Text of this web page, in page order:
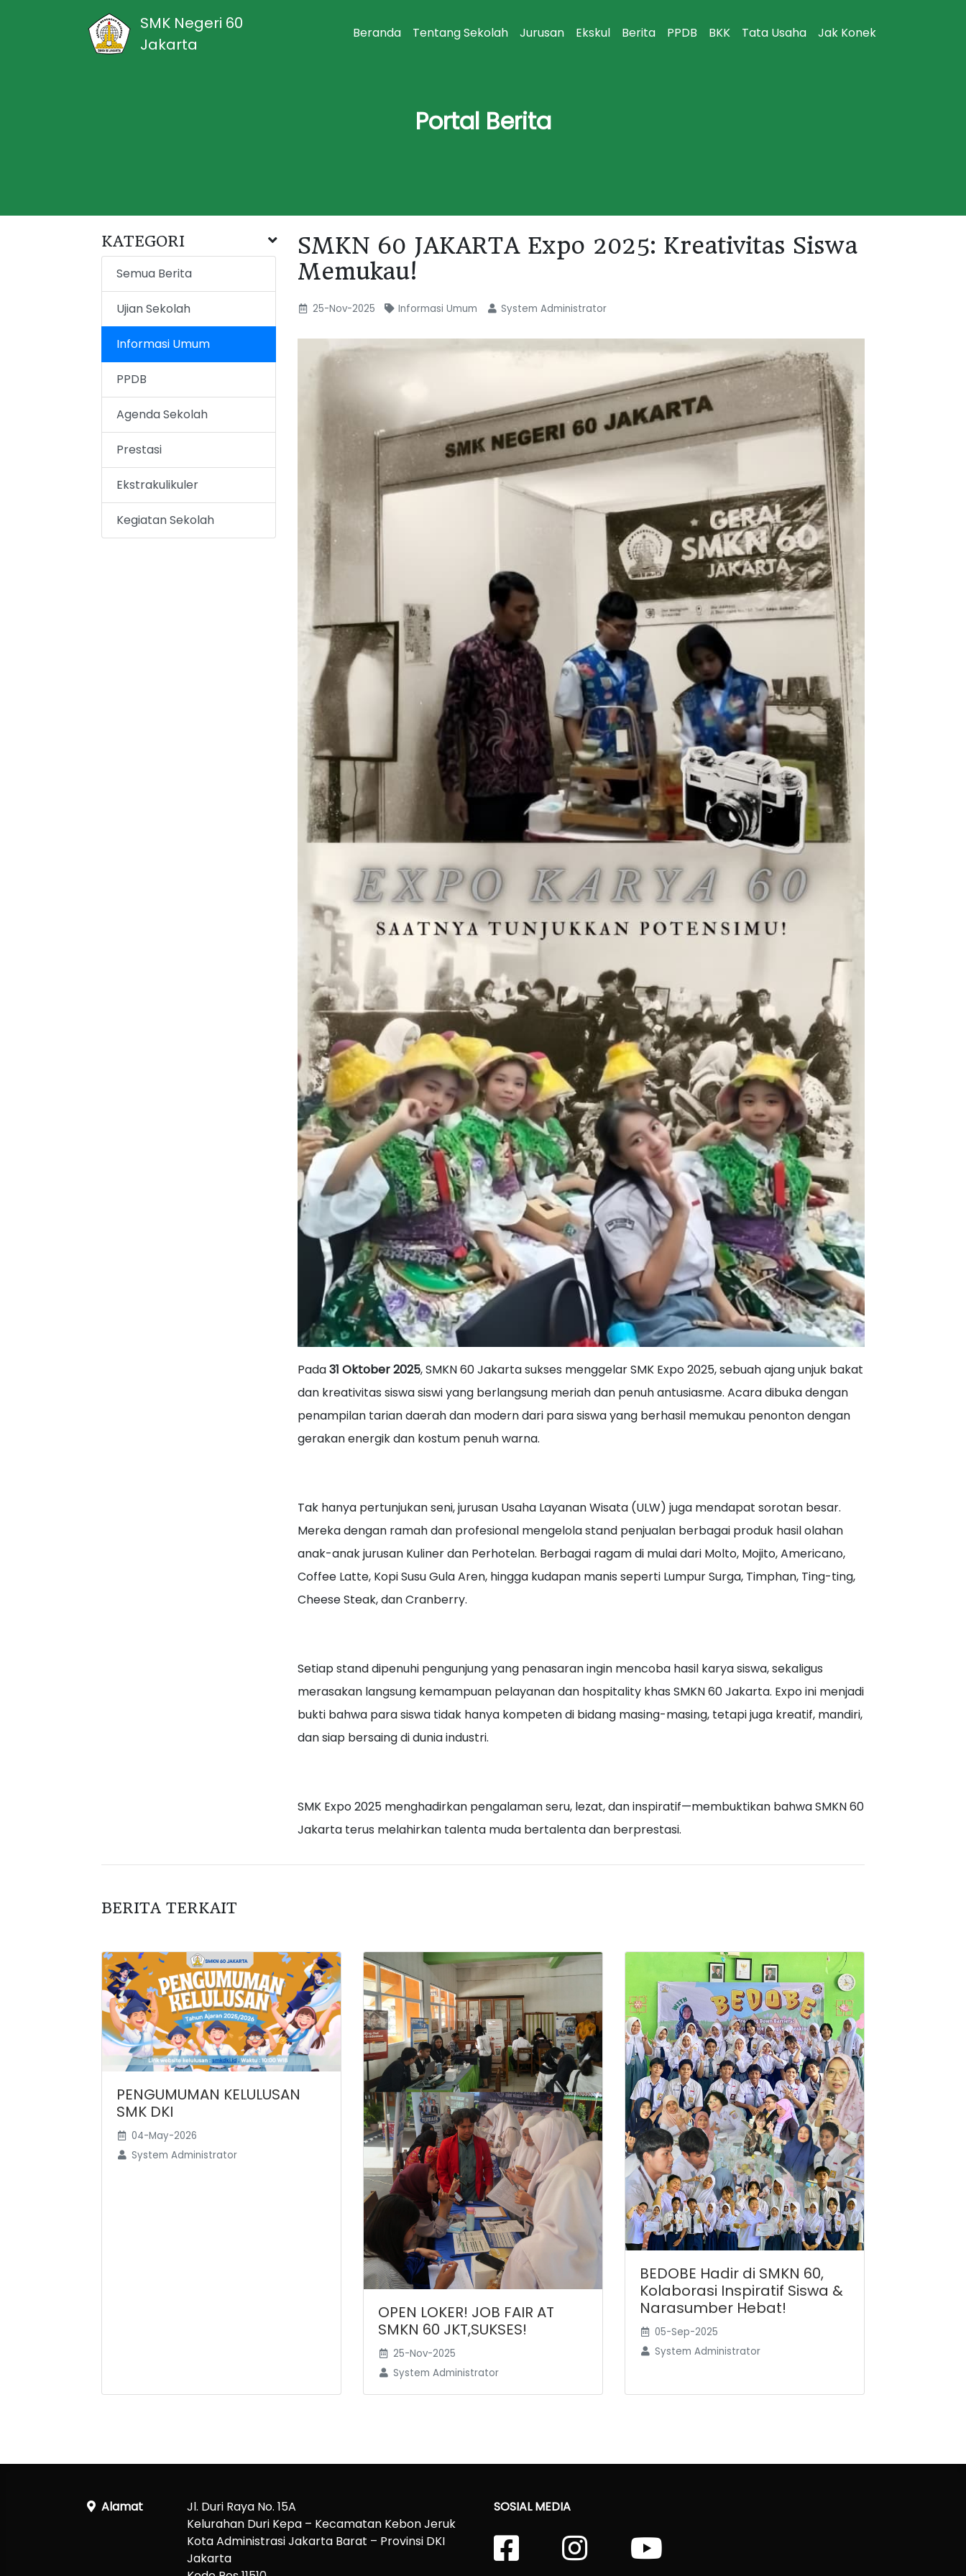
SMK Negeri 60
Jakarta
Beranda Tentang Sekolah Jurusan Ekskul Berita PPDB BKK Tata Usaha Jak Konek
Portal Berita
KATEGORI
Semua Berita
Ujian Sekolah
Informasi Umum
PPDB
Agenda Sekolah
Prestasi
Ekstrakulikuler
Kegiatan Sekolah
SMKN 60 JAKARTA Expo 2025: Kreativitas Siswa
Memukau!
25-Nov-2025 Informasi Umum System Administrator
Pada31 Oktober 2025, SMKN 60 Jakarta sukses menggelar SMK Expo 2025, sebuah ajang unjuk bakat
dan kreativitas siswa siswi yang berlangsung meriah dan penuh antusiasme. Acara dibuka dengan
penampilan tarian daerah dan modern dari para siswa yang berhasil memukau penonton dengan
gerakan energik dan kostum penuh warna.
Tak hanya pertunjukan seni, jurusan Usaha Layanan Wisata (ULW) juga mendapat sorotan besar.
Mereka dengan ramah dan profesional mengelola stand penjualan berbagai produk hasil olahan
anak-anak jurusan Kuliner dan Perhotelan. Berbagai ragam di mulai dari Molto, Mojito, Americano,
Coffee Latte, Kopi Susu Gula Aren, hingga kudapan manis seperti Lumpur Surga, Timphan, Ting-ting,
Cheese Steak, dan Cranberry.
Setiap stand dipenuhi pengunjung yang penasaran ingin mencoba hasil karya siswa, sekaligus
merasakan langsung kemampuan pelayanan dan hospitality khas SMKN 60 Jakarta. Expo ini menjadi
bukti bahwa para siswa tidak hanya kompeten di bidang masing-masing, tetapi juga kreatif, mandiri,
dan siap bersaing di dunia industri.
SMK Expo 2025 menghadirkan pengalaman seru, lezat, dan inspiratif—membuktikan bahwa SMKN 60
Jakarta terus melahirkan talenta muda bertalenta dan berprestasi.
BERITA TERKAIT
PENGUMUMAN KELULUSAN
SMK DKI
04-May-2026
System Administrator
OPEN LOKER! JOB FAIR AT
SMKN 60 JKT,SUKSES!
25-Nov-2025
System Administrator
BEDOBE Hadir di SMKN 60,
Kolaborasi Inspiratif Siswa &
Narasumber Hebat!
05-Sep-2025
System Administrator
Alamat
Jl. Duri Raya No. 15A
Kelurahan Duri Kepa – Kecamatan Kebon Jeruk
Kota Administrasi Jakarta Barat – Provinsi DKI
Jakarta
SOSIAL MEDIA